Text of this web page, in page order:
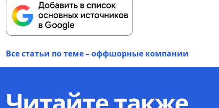
Все статьи по теме – оффшорные компании